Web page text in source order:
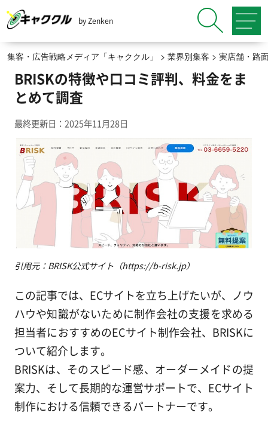
by Zenken
集客・広告戦略メディア「キャククル」 > 業界別集客 > 実店舗・路
BRISKの特徴や口コミ評判、料金をま
とめて調査
最終更新日：2025年11月28日
引用元：BRISK公式サイト（https://b-risk.jp）
この記事では、ECサイトを立ち上げたいが、ノウ
ハウや知識がないために制作会社の支援を求める
担当者におすすめのECサイト制作会社、BRISKに
ついて紹介します。
BRISKは、そのスピード感、オーダーメイドの提
案力、そして長期的な運営サポートで、ECサイト
制作における信頼できるパートナーです。